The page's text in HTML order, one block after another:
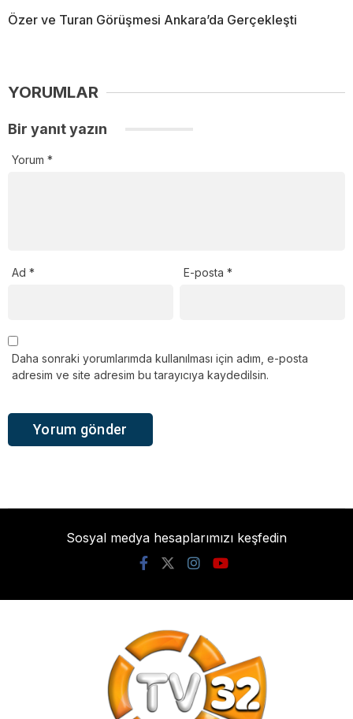
Özer ve Turan Görüşmesi Ankara’da Gerçekleşti
YORUMLAR
Bir yanıt yazın
Yorum *
Ad * E-posta*
Daha sonraki yorumlarımda kullanılması için adım, e-posta
adresim ve site adresim bu tarayıcıya kaydedilsin.
Sosyal medya hesaplarımızı keşfedin